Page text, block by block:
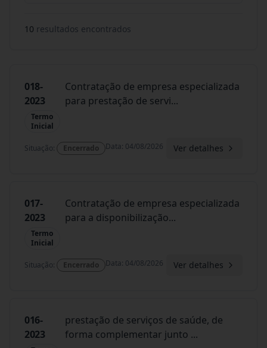
10 resultados encontrados
018-
2023
Termo
Inicial
Contratação de empresa especializada
para prestação de servi...
Situação: Encerrado Data: 04/08/2026 Ver detalhes
017-
2023
Termo
Inicial
Contratação de empresa especializada
para a disponibilização...
Situação: Encerrado Data: 04/08/2026 Ver detalhes
016-
2023
prestação de serviços de saúde, de
forma complementar junto ...